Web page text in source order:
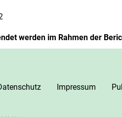
werden im Rahmen der
Impressum